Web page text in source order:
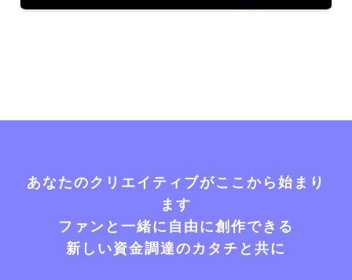
あなたのクリエイティブがここから始まり
ます
ファンと一緒に自由に創作できる
新しい資金調達のカタチと共に